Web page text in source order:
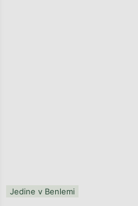
Jedine v Benlemi